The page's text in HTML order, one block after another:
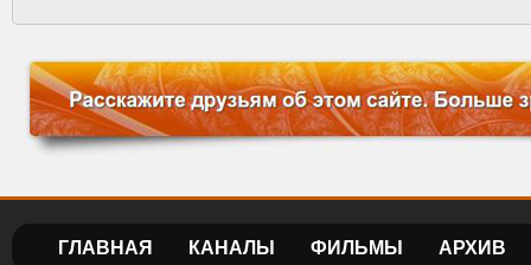
ГЛАВНАЯ КАНАЛЫ ФИЛЬМЫ АРХИВ